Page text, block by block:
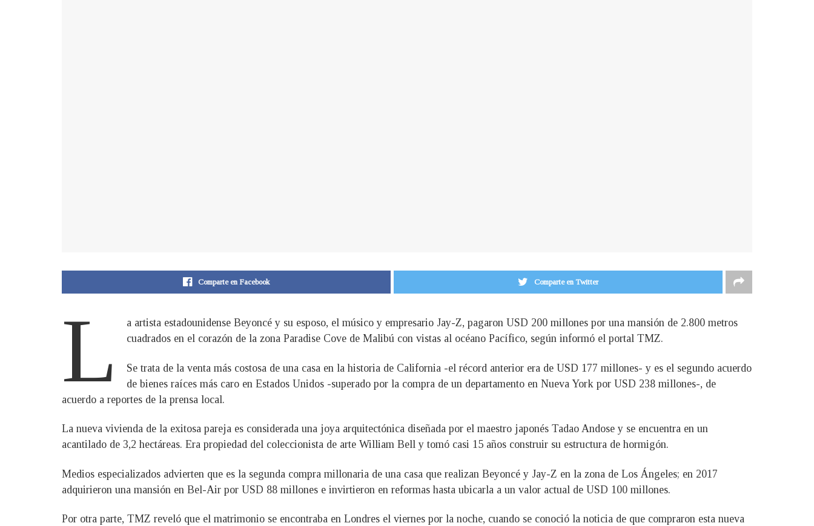
Comparte en Facebook Comparte en Twitter
L
a artista estadounidense Beyoncé y su esposo, el músico y empresario Jay-Z, pagaron USD 200 millones por una mansión de 2.800 metros
cuadrados en el corazón de la zona Paradise Cove de Malibú con vistas al océano Pacífico, según informó el portal TMZ.
Se trata de la venta más costosa de una casa en la historia de California -el récord anterior era de USD 177 millones- y es el segundo acuerdo
de bienes raíces más caro en Estados Unidos -superado por la compra de un departamento en Nueva York por USD 238 millones-, de
acuerdo a reportes de la prensa local.
La nueva vivienda de la exitosa pareja es considerada una joya arquitectónica diseñada por el maestro japonés Tadao Andose y se encuentra en un
acantilado de 3,2 hectáreas. Era propiedad del coleccionista de arte William Bell y tomó casi 15 años construir su estructura de hormigón.
Medios especializados advierten que es la segunda compra millonaria de una casa que realizan Beyoncé y Jay-Z en la zona de Los Ángeles; en 2017
adquirieron una mansión en Bel-Air por USD 88 millones e invirtieron en reformas hasta ubicarla a un valor actual de USD 100 millones.
Por otra parte, TMZ reveló que el matrimonio se encontraba en Londres el viernes por la noche, cuando se conoció la noticia de que compraron esta nueva